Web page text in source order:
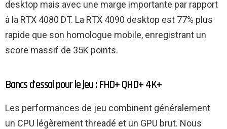
desktop mais avec une marge importante par rapport
à la RTX 4080 DT. La RTX 4090 desktop est 77% plus
rapide que son homologue mobile, enregistrant un
score massif de 35K points.
Bancs d'essai pour le jeu : FHD+ QHD+ 4K+
Les performances de jeu combinent généralement
un CPU légèrement threadé et un GPU brut. Nous